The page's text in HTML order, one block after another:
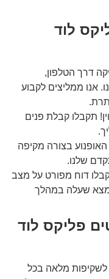
לוד
דרך הטלפון,
אנו ממליצים לקבוע
תקבלו קבלת פנים
בצורה מקיפה
שלנו.
דוח מפורט על מצב
שעלה במהלך
פליקס לוד
לשקיפות מלאה בכל